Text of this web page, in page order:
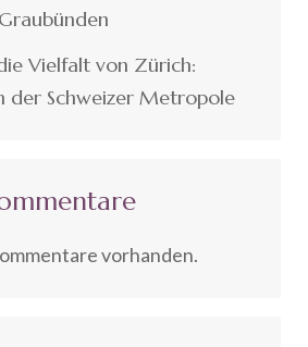
Vielfalt von Zürich:
der Schweizer Metropole
vorhanden.